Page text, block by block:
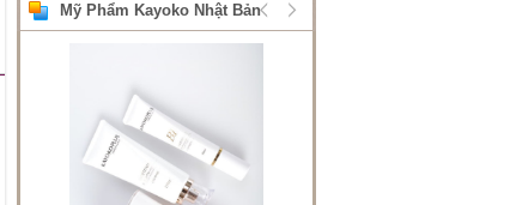
Mỹ Phẩm Kayoko Nhật Bản